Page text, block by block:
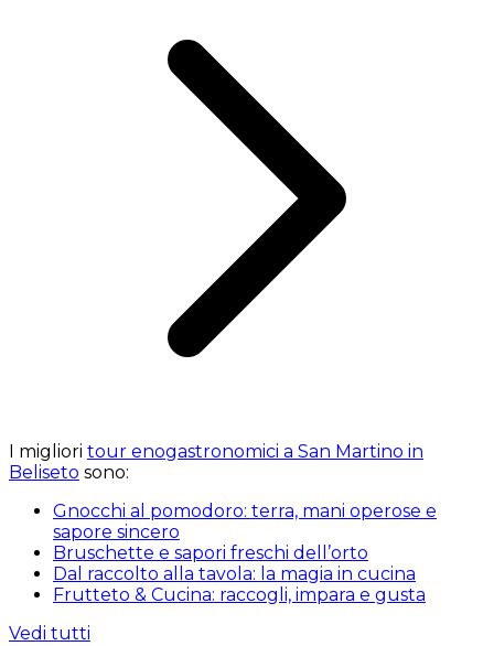
I migliori tour enogastronomici a San Martino in
Beliseto sono:
Gnocchi al pomodoro: terra, mani operose e
sapore sincero
Bruschette e sapori freschi dell’orto
Dal raccolto alla tavola: la magia in cucina
Frutteto & Cucina: raccogli, impara e gusta
Vedi tutti